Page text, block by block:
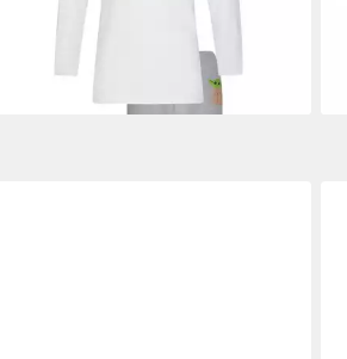
31,99 €
UVP
lieferbar - in 3-4 Werktagen bei dir